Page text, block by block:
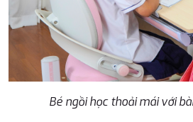
Bé ngồi học thoải mái với